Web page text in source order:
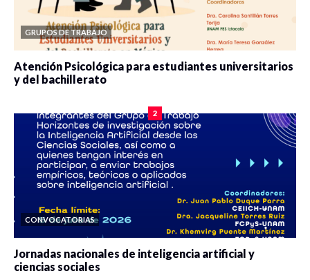
GRUPOS DE TRABAJO
Atención Psicológica para estudiantes universitarios
y del bachillerato
2
CONVOCATORIAS
Jornadas nacionales de inteligencia artificial y
ciencias sociales